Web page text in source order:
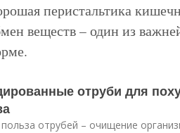
перистальтика
веществ – один из
отруби для
отрубей – очищение